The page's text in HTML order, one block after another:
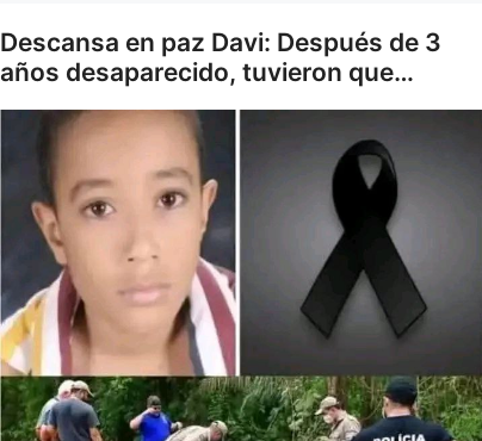
Descansa en paz Davi: Después de 3
años desaparecido, tuvieron que…